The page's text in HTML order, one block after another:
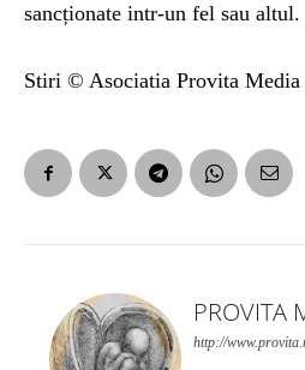
sancționate intr-un fel sau altul.
Stiri © Asociatia Provita Media
PROVITA
http://